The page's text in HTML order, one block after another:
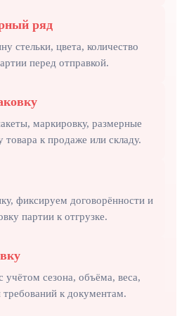
ряд
стельки, цвета, количество
перед отправкой.
маркировку, размерные
товара к продаже или складу.
фиксируем договорённости и
партии к отгрузке.
сезона, объёма, веса,
к документам.